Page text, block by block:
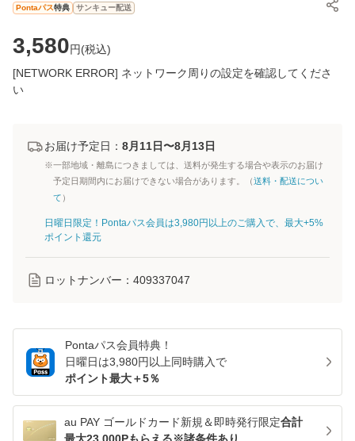
Pontaパス特典 サンキュー配送
3,580円(税込)
[NETWORK ERROR] ネットワーク周りの設定を確認してくださ
い
お届け予定日： 8月11日〜8月13日
※一部地域・離島につきましては、送料が発生する場合や表示のお届け
予定日期間内にお届けできない場合があります。（送料・配送につい
て ）
日曜日限定！Pontaパス会員は3,980円以上のご購入で、最大+5%
ポイント還元
ロットナンバー： 409337047
Pontaパス会員特典！
日曜日は3,980円以上同時購入で
ポイント最大＋5％
au PAY ゴールドカード新規＆即時発行限定合計